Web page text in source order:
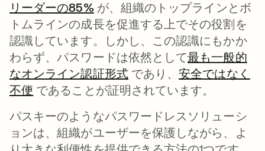
リーダーの85%新しいタブで開く
が、組織のトップラインとボ
トムラインの成長を促進する上でその役割を
認識しています。しかし、この認識にもかか
わらず、パスワードは依然として最も一般的
なオンライン認証形式新しいタブで開く
であり、安全ではなく
不便 新しいタブで開く
であることが証明されています。
パスキーのようなパスワードレスソリューシ
ョンは、組織がユーザーを保護しながら、よ